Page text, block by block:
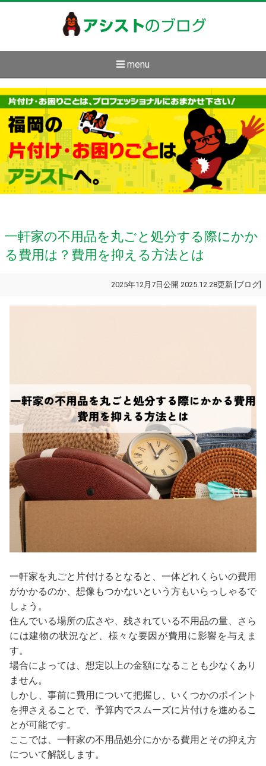
アシストのブログ
menu
一軒家の不用品を丸ごと処分する際にかか
る費用は？費用を抑える方法とは
2025年12月7日公開 2025.12.28更新 [ ブログ
一軒家を丸ごと片付けるとなると、一体どれくらいの費用
がかかるのか、想像もつかないという方もいらっしゃるで
しょう。
住んでいる場所の広さや、残されている不用品の量、さら
には建物の状況など、様々な要因が費用に影響を与えま
す。
場合によっては、想定以上の金額になることも少なくあり
ません。
しかし、事前に費用について把握し、いくつかのポイント
を押さえることで、予算内でスムーズに片付けを進めるこ
とが可能です。
ここでは、一軒家の不用品処分にかかる費用とその抑え方
について解説します。